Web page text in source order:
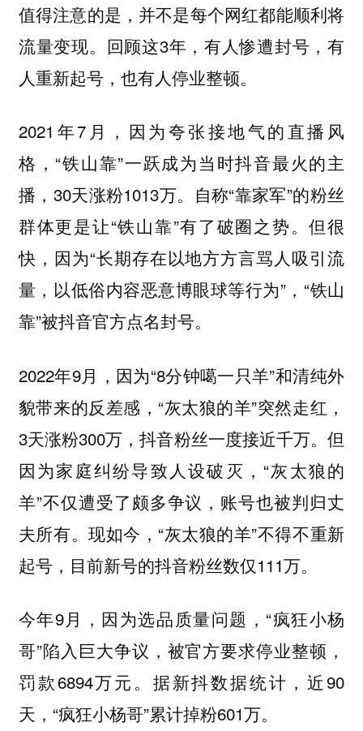
值得注意的是，并不是每个网红都能顺利将
流量变现。回顾这3年，有人惨遭封号，有
人重新起号，也有人停业整顿。
2021年7月，因为夸张接地气的直播风
格，“铁山靠”一跃成为当时抖音最火的主
播，30天涨粉1013万。自称“靠家军”的粉丝
群体更是让“铁山靠”有了破圈之势。但很
快，因为“长期存在以地方方言骂人吸引流
量，以低俗内容恶意博眼球等行为”，“铁山
靠”被抖音官方点名封号。
2022年9月，因为“8分钟噶一只羊”和清纯外
貌带来的反差感，“灰太狼的羊”突然走红，
3天涨粉300万，抖音粉丝一度接近千万。但
因为家庭纠纷导致人设破灭，“灰太狼的
羊”不仅遭受了颇多争议，账号也被判归丈
夫所有。现如今，“灰太狼的羊”不得不重新
起号，目前新号的抖音粉丝数仅111万。
今年9月，因为选品质量问题，“疯狂小杨
哥”陷入巨大争议，被官方要求停业整顿，
罚款6894万元。据新抖数据统计，近90
天，“疯狂小杨哥”累计掉粉601万。